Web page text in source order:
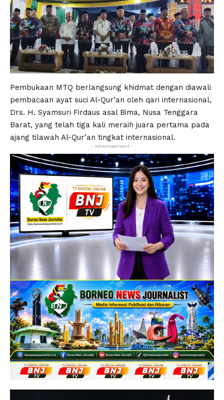
Pembukaan MTQ berlangsung khidmat dengan diawali
pembacaan ayat suci Al-Qur’an oleh qari internasional,
Drs. H. Syamsuri Firdaus asal Bima, Nusa Tenggara
Barat, yang telah tiga kali meraih juara pertama pada
ajang tilawah Al-Qur’an tingkat internasional.
- Advertisement -